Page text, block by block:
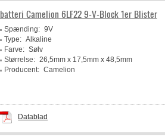
batteri Camelion 6LF22 9-V-Block 1er Blister
Spænding: 9V
Type: Alkaline
Farve: Sølv
Størrelse: 26,5mm x 17,5mm x 48,5mm
Producent: Camelion
Datablad